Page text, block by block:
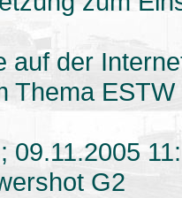
auf der
Thema
09.11.2005
G2